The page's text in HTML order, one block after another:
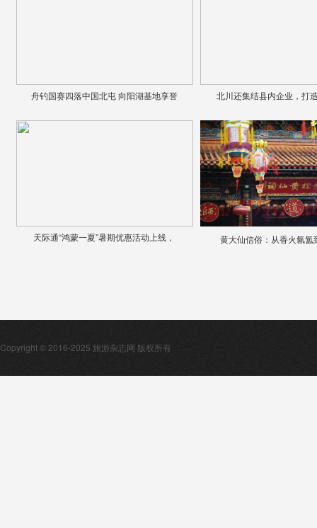
舟钓国赛四落中国北屯 向阳湖基地享誉 北川还集结县内企业，打
天际通“鸿蒙一夏”暑期优惠活动上线， 黄大仙信俗：从香火氤氲
Copyright © 2016-2025 旅游杂志网 版权所有